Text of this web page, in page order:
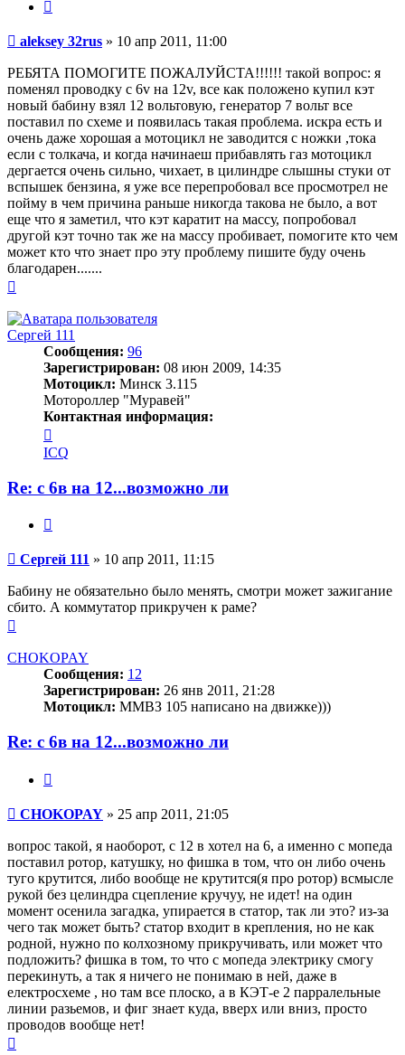
Сообщение
aleksey 32rus » 10 апр 2011, 11:00
РЕБЯТА ПОМОГИТЕ ПОЖАЛУЙСТА!!!!!! такой вопрос: я
поменял проводку с 6v на 12v, все как положено купил кэт
новый бабину взял 12 вольтовую, генератор 7 вольт все
поставил по схеме и появилась такая проблема. искра есть и
очень даже хорошая а мотоцикл не заводится с ножки ,тока
если с толкача, и когда начинаеш прибавлять газ мотоцикл
дергается очень сильно, чихает, в цилиндре слышны стуки от
вспышек бензина, я уже все перепробовал все просмотрел не
пойму в чем причина раньше никогда такова не было, а вот
еще что я заметил, что кэт каратит на массу, попробовал
другой кэт точно так же на массу пробивает, помогите кто чем
может кто что знает про эту проблему пишите буду очень
благодарен.......
началу
Сергей 111
Сообщения: 96
Зарегистрирован: 08 июн 2009, 14:35
Мотоцикл: Минск 3.115
Мотороллер "Муравей"
Контактная информация:
информация
пользователя
Сергей
111
ICQ
Re: с 6в на 12...возможно ли
Сообщение
Сергей 111 » 10 апр 2011, 11:15
Бабину не обязательно было менять, смотри может зажигание
сбито. А коммутатор прикручен к раме?
началу
CHOKOPAY
Сообщения: 12
Зарегистрирован: 26 янв 2011, 21:28
Мотоцикл: ММВЗ 105 написано на движке)))
Re: с 6в на 12...возможно ли
Сообщение
CHOKOPAY » 25 апр 2011, 21:05
вопрос такой, я наоборот, с 12 в хотел на 6, а именно с мопеда
поставил ротор, катушку, но фишка в том, что он либо очень
туго крутится, либо вообще не крутится(я про ротор) всмысле
рукой без целиндра сцепление кручуу, не идет! на один
момент осенила загадка, упирается в статор, так ли это? из-за
чего так может быть? статор входит в крепления, но не как
родной, нужно по колхозному прикручивать, или может что
подложить? фишка в том, то что с мопеда электрику смогу
перекинуть, а так я ничего не понимаю в ней, даже в
електросхеме , но там все плоско, а в КЭТ-е 2 парралельные
линии разьемов, и фиг знает куда, вверх или вниз, просто
проводов вообще нет!